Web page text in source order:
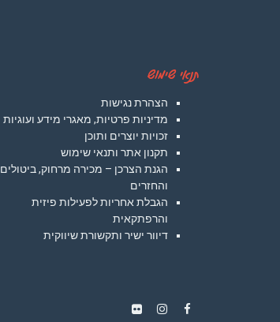
תנאי שימוש
הצהרת נגישות
מדיניות פרטיות, מאגרי מידע ועוגיות
זכויות יוצרים ותוכן
תקנון אתר ותנאי שימוש
הגנת הצרכן – מכירה מרחוק, ביטולים
והחזרים
הגבלת אחריות לפעילות פיזית
והרפתקאית
דיוור ישיר ותקשורת שיווקית